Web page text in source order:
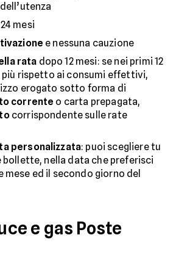
mesi
e nessuna cauzione
rata dopo 12 mesi: se nei primi 12
più rispetto ai consumi effettivi,
erogato sotto forma di
corrente o carta prepagata,
corrispondente sulle rate
personalizzata: puoi scegliere tu
bollette, nella data che preferisci
mese ed il secondo giorno del
e gas Poste